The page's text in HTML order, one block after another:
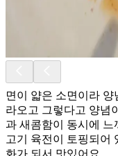
면이 얇은 소면이라
라오고 그렇다고 양념
과 새콤함이 동시에 느
고기 육전이 토핑되어
화가 되서 맛있어요